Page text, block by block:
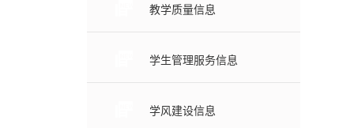
教学质量信息
学生管理服务信息
学风建设信息